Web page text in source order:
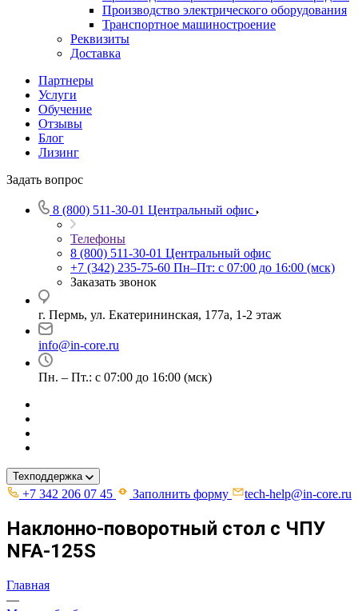
Производство электрического оборудования
Транспортное машиностроение
Реквизиты
Доставка
Партнеры
Услуги
Обучение
Отзывы
Блог
Лизинг
Задать вопрос
8 (800) 511-30-01 Центральный офис
Телефоны
8 (800) 511-30-01 Центральный офис
+7 (342) 235-75-60 Пн–Пт: с 07:00 до 16:00 (мск)
Заказать звонок
г. Пермь, ул. ​Екатерининская, 177а, ​1-2 этаж
info@in-core.ru
Пн. – Пт.: с 07:00 до 16:00 (мск)
Техподдержка
+7 342 206 07 45 Заполнить форму tech-help@in-core.ru
Наклонно-поворотный стол с ЧПУ
NFA-125S
Главная
—